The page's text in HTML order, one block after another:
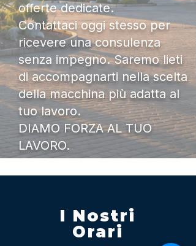
offerte dedicate.
Contattaci oggi stesso per
ricevere una consulenza
senza impegno. Saremo lieti
di accompagnarti nella scelta
della macchina più adatta al
tuo lavoro.
DIAMO FORZA AL TUO
LAVORO.
I Nostri
Orari